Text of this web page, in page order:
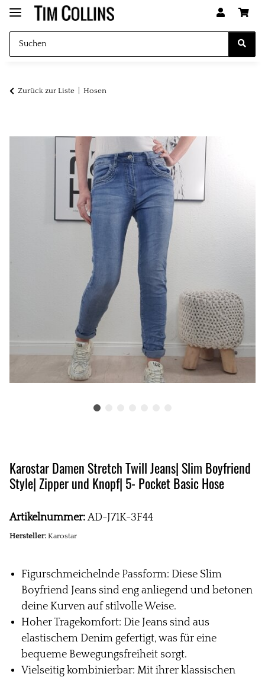
Zurück zur Liste Hosen
Karostar Damen Stretch Twill Jeans| Slim Boyfriend
Style| Zipper und Knopf| 5- Pocket Basic Hose
Artikelnummer:AD-J71K-3F44
Hersteller: Karostar
Figurschmeichelnde Passform: Diese Slim
Boyfriend Jeans sind eng anliegend und betonen
deine Kurven auf stilvolle Weise.
Hoher Tragekomfort: Die Jeans sind aus
elastischem Denim gefertigt, was für eine
bequeme Bewegungsfreiheit sorgt.
Vielseitig kombinierbar: Mit ihrer klassischen